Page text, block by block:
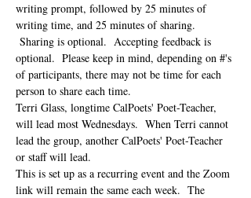
writing prompt, followed by 25 minutes of
writing time, and 25 minutes of sharing.
Sharing is optional.  Accepting feedback is
optional.  Please keep in mind, depending on #'s
of participants, there may not be time for each
person to share each time.
Terri Glass, longtime CalPoets' Poet-Teacher,
will lead most Wednesdays.  When Terri cannot
lead the group, another CalPoets' Poet-Teacher
or staff will lead.
This is set up as a recurring event and the Zoom
link will remain the same each week.  The